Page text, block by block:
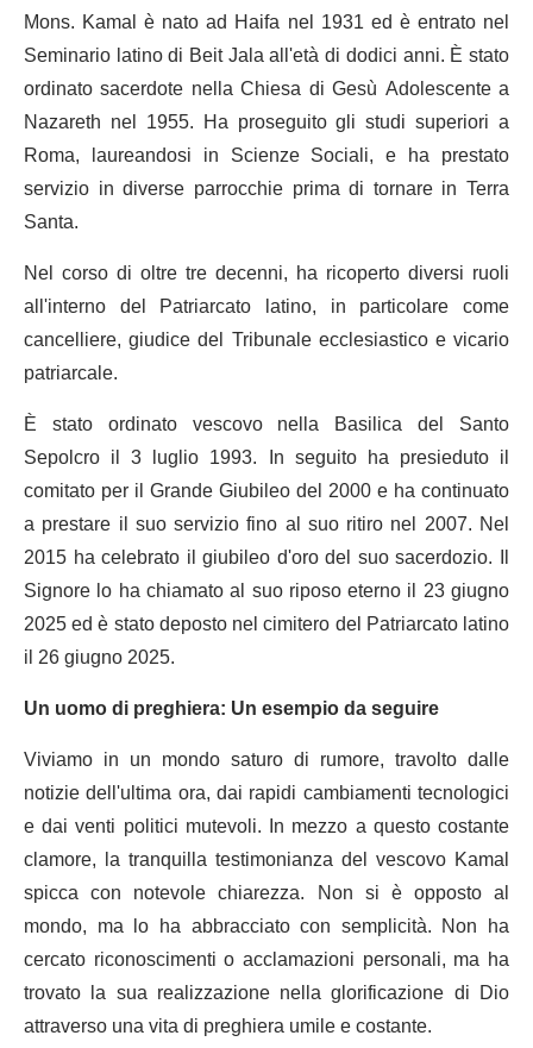
Mons. Kamal è nato ad Haifa nel 1931 ed è entrato nel
Seminario latino di Beit Jala all'età di dodici anni. È stato
ordinato sacerdote nella Chiesa di Gesù Adolescente a
Nazareth nel 1955. Ha proseguito gli studi superiori a
Roma, laureandosi in Scienze Sociali, e ha prestato
servizio in diverse parrocchie prima di tornare in Terra
Santa.
Nel corso di oltre tre decenni, ha ricoperto diversi ruoli
all'interno del Patriarcato latino, in particolare come
cancelliere, giudice del Tribunale ecclesiastico e vicario
patriarcale.
È stato ordinato vescovo nella Basilica del Santo
Sepolcro il 3 luglio 1993. In seguito ha presieduto il
comitato per il Grande Giubileo del 2000 e ha continuato
a prestare il suo servizio fino al suo ritiro nel 2007. Nel
2015 ha celebrato il giubileo d'oro del suo sacerdozio. Il
Signore lo ha chiamato al suo riposo eterno il 23 giugno
2025 ed è stato deposto nel cimitero del Patriarcato latino
il 26 giugno 2025.
Un uomo di preghiera: Un esempio da seguire
Viviamo in un mondo saturo di rumore, travolto dalle
notizie dell'ultima ora, dai rapidi cambiamenti tecnologici
e dai venti politici mutevoli. In mezzo a questo costante
clamore, la tranquilla testimonianza del vescovo Kamal
spicca con notevole chiarezza. Non si è opposto al
mondo, ma lo ha abbracciato con semplicità. Non ha
cercato riconoscimenti o acclamazioni personali, ma ha
trovato la sua realizzazione nella glorificazione di Dio
attraverso una vita di preghiera umile e costante.